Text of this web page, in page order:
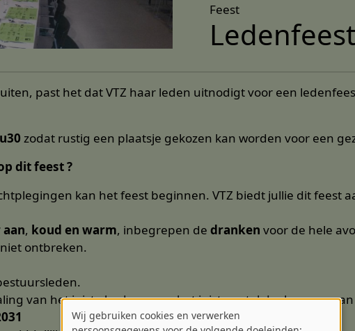
Feest
Ledenfeest
past het dat VTZ haar leden uitnodigt voor een
zodat rustig een plaatsje gekozen kan worden voor een
dit feest ?
kan het feest beginnen. VTZ biedt jullie dit feest
, koud en warm, inbegrepen de dranken voor de hele
ontbreken.
van het juiste bedrag voor het juist aantal deelnemers
Wij gebruiken cookies en verwerken